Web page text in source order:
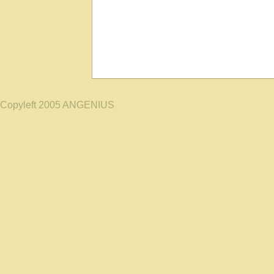
Copyleft 2005 ANGENIUS